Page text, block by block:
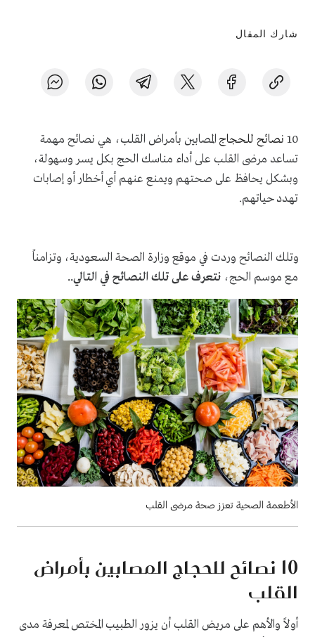
شارك المقال
10 نصائح للحجاجالمصابين بأمراض القلب، هي نصائح مهمة
تساعد مرضى القلب على أداء مناسك الحج بكل يسر وسهولة،
وبشكل يحافظ على صحتهم ويمنع عنهم أي أخطار أو إصابات
تهدد حياتهم.
وتلك النصائح وردت في موقع وزارة الصحة السعودية، وتزامناً
مع موسم الحج، نتعرف على تلك النصائح في التالي..
الأطعمة الصحية تعزز صحة مرضى القلب
10 نصائح للحجاج المصابين بأمراض
القلب
أولاً والأهم على مريض القلب أن يزور الطبيب المختص لمعرفة مدى